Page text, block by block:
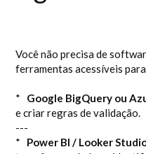
Você não precisa de
ferramentas acessíveis
* Google BigQuery ou
e criar regras de validação.
---
* Power BI / Looker